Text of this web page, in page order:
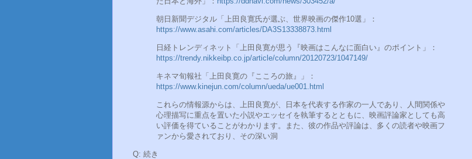
朝日新聞デジタル「上田良寛氏が選ぶ、世界映画の傑作10選」：
https://www.asahi.com/articles/DA3S13338873.html
日経トレンディネット「上田良寛が思う『映画はこんなに面白い』のポイント」：
https://trendy.nikkeibp.co.jp/article/column/20120723/1047149/
キネマ旬報社「上田良寛の『こころの旅』」：
https://www.kinejun.com/column/ueda/ue001.html
これらの情報源からは、上田良寛が、日本を代表する作家の一人であり、人間関係や
心理描写に重点を置いた小説やエッセイを執筆するとともに、映画評論家としても高
い評価を得ていることがわかります。また、彼の作品や評論は、多くの読者や映画フ
ァンから愛されており、その深い洞
Q: 続き